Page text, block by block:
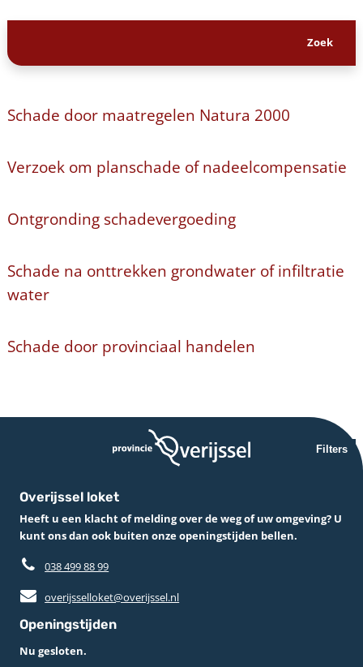
Schade door maatregelen Natura 2000
Verzoek om planschade of nadeelcompensatie
Ontgronding schadevergoeding
Schade na onttrekken grondwater of infiltratie
water
Schade door provinciaal handelen
Filters
Overijssel loket
Heeft u een klacht of melding over de weg of uw omgeving? U
kunt ons dan ook buiten onze openingstijden bellen.
038 499 88 99
overijsselloket@overijssel.nl
Openingstijden
Nu gesloten.